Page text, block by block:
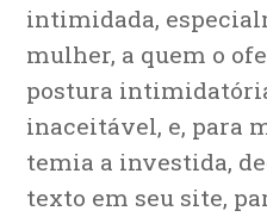
intimidada,
mulher, a quem o
postura
inaceitável, e, para
temia a investida,
texto em seu site,